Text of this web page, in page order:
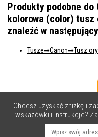
Produkty podobne do
kolorowa (color) tusz
znaleźć w
Tusze Canon Tusz
Chcesz uzyskać zniżkę i
wskazówki i instrukcje?